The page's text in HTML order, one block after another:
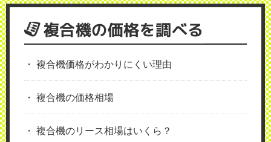
複合機の価格を調べる
複合機価格がわかりにくい理由
複合機の価格相場
複合機のリース相場はいくら？